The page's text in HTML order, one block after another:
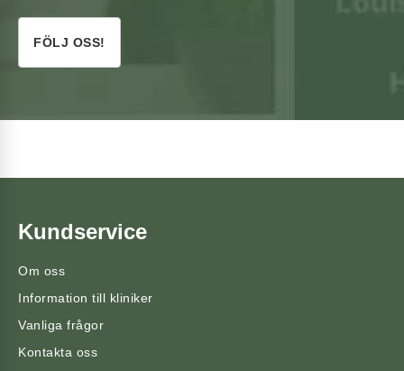
FÖLJ OSS!
Kundservice
Om oss
Information till kliniker
Vanliga frågor
Kontakta oss